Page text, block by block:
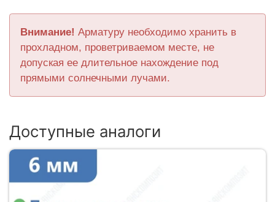
Внимание! Арматуру необходимо хранить в
прохладном, проветриваемом месте, не
допуская ее длительное нахождение под
прямыми солнечными лучами.
Доступные аналоги